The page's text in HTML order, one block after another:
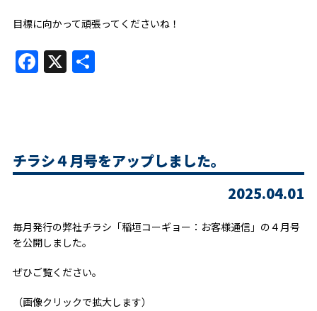
目標に向かって頑張ってくださいね！
Facebook
X 共
有
チラシ４月号をアップしました。
2025.04.01
毎月発行の弊社チラシ「稲垣コーギョー：お客様通信」の４月号
を公開しました。
ぜひご覧ください。
（画像クリックで拡大します）